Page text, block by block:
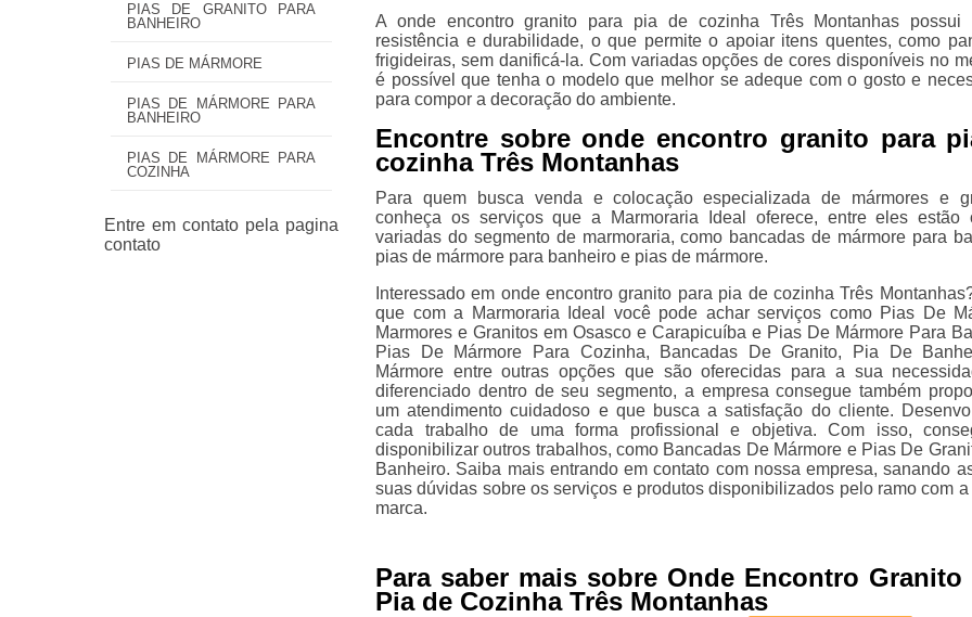
PIAS DE GRANITO PARA
BANHEIRO
PIAS DE MÁRMORE
PIAS DE MÁRMORE PARA
BANHEIRO
PIAS DE MÁRMORE PARA
COZINHA
A onde encontro granito para pia de cozinha Três Montanhas possui
resistência e durabilidade, o que permite o apoiar itens quentes, como
frigideiras, sem danificá-la. Com variadas opções de cores disponíveis no
é possível que tenha o modelo que melhor se adeque com o gosto e
para compor a decoração do ambiente.
Encontre sobre onde encontro granito para
cozinha Três Montanhas
Para quem busca venda e colocação especializada de mármores e
conheça os serviços que a Marmoraria Ideal oferece, entre eles estão
variadas do segmento de marmoraria, como bancadas de mármore para
pias de mármore para banheiro e pias de mármore.
Interessado em onde encontro granito para pia de cozinha Três
que com a Marmoraria Ideal você pode achar serviços como Pias De
Marmores e Granitos em Osasco e Carapicuíba e Pias De Mármore Para
Pias De Mármore Para Cozinha, Bancadas De Granito, Pia De
Mármore entre outras opções que são oferecidas para a sua
diferenciado dentro de seu segmento, a empresa consegue também
um atendimento cuidadoso e que busca a satisfação do cliente.
cada trabalho de uma forma profissional e objetiva. Com isso,
disponibilizar outros trabalhos, como Bancadas De Mármore e Pias De
Banheiro. Saiba mais entrando em contato com nossa empresa, sanando
suas dúvidas sobre os serviços e produtos disponibilizados pelo ramo com
marca.
Para saber mais sobre Onde Encontro Granito
Pia de Cozinha Três Montanhas